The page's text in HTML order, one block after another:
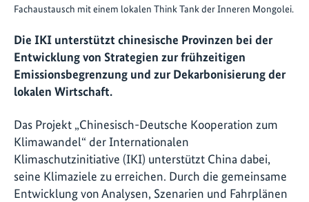
Fachaustausch mit einem lokalen Think Tank der Inneren Mongolei.
Die IKI unterstützt chinesische Provinzen bei der
Entwicklung von Strategien zur frühzeitigen
Emissionsbegrenzung und zur Dekarbonisierung der
lokalen Wirtschaft.
Das Projekt „Chinesisch-Deutsche Kooperation zum
Klimawandel“ der Internationalen
Klimaschutzinitiative (IKI) unterstützt China dabei,
seine Klimaziele zu erreichen. Durch die gemeinsame
Entwicklung von Analysen, Szenarien und Fahrplänen